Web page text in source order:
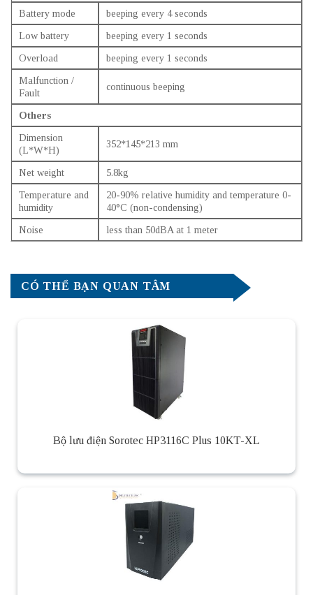
Battery mode
beeping every 4 seconds
Low battery
beeping every 1 seconds
Overload
beeping every 1 seconds
Malfunction /
Fault
continuous beeping
Others
Dimension
(L*W*H)
352*145*213 mm
Net weight
5.8kg
Temperature and
humidity
20-90% relative humidity and temperature 0-
40°C (non-condensing)
Noise
less than 50dBA at 1 meter
CÓ THỂ BẠN QUAN TÂM
Bộ lưu điện Sorotec HP3116C Plus 10KT-XL